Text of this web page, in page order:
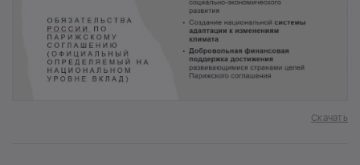
Скачать